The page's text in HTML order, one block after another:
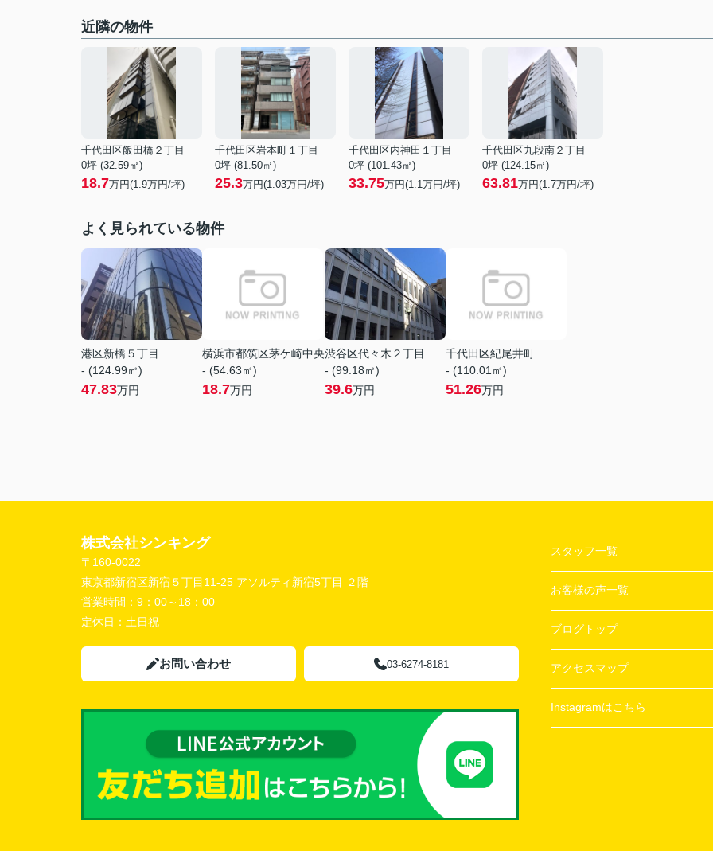
近隣の物件
千代田区飯田橋２丁目
0坪 (32.59㎡)
18.7万円(1.9万円/坪)
千代田区岩本町１丁目
0坪 (81.50㎡)
25.3万円(1.03万円/坪)
千代田区内神田１丁目
0坪 (101.43㎡)
33.75万円(1.1万円/坪)
千代田区九段南２丁目
0坪 (124.15㎡)
63.81万円(1.7万円/坪)
よく見られている物件
港区新橋５丁目
- (124.99㎡)
47.83万円
横浜市都筑区茅ケ崎中央
- (54.63㎡)
18.7万円
渋谷区代々木２丁目
- (99.18㎡)
39.6万円
千代田区紀尾井町
- (110.01㎡)
51.26万円
株式会社シンキング
〒160-0022
東京都新宿区新宿５丁目11-25 アソルティ新宿5丁目 ２階
営業時間： 9：00～18：00
定休日： 土日祝
お問い合わせ 03-6274-8181
スタッフ一覧
お客様の声一覧
ブログトップ
アクセスマップ
Instagramはこちら